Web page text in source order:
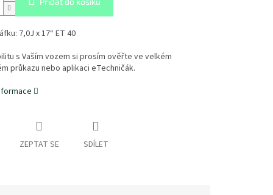
7,0J x 17“ ET 40
s Vaším vozem si prosím ověřte ve velkém
průkazu nebo aplikaci eTechničák.
ZEPTAT SE SDÍLET